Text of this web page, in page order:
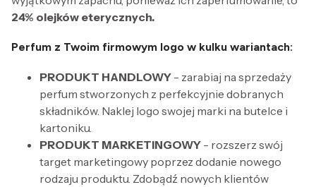
24% olejków eterycznych.
Perfum z Twoim firmowym logo w kulku wariantach:
PRODUKT HANDLOWY - zarabiaj na sprzedaży
perfum stworzonych z perfekcyjnie dobranych
składników. Naklej logo swojej marki na butelce i
kartoniku.
PRODUKT MARKETINGOWY - rozszerz swój
target marketingowy poprzez dodanie nowego
rodzaju produktu. Zdobądź nowych klientów